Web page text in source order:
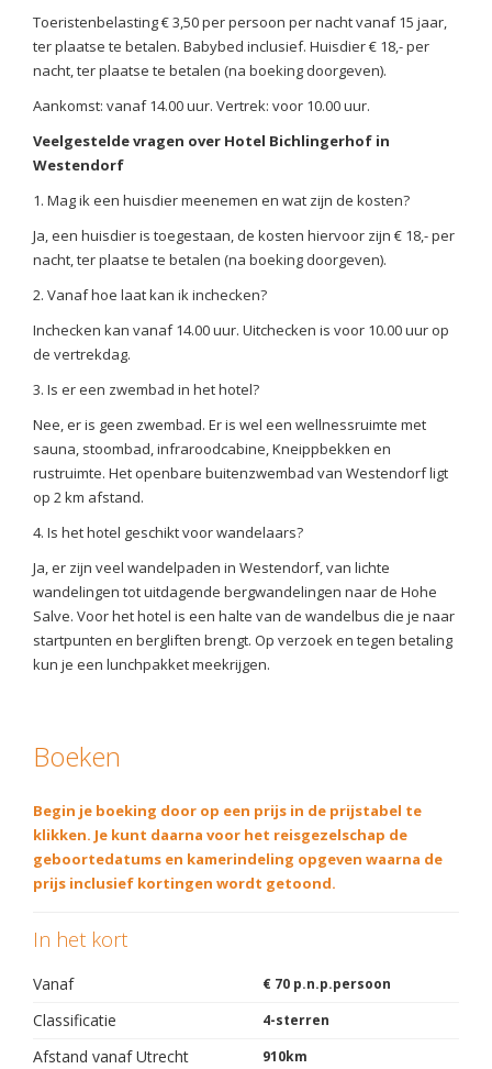
Toeristenbelasting € 3,50 per persoon per nacht vanaf 15 jaar,
ter plaatse te betalen. Babybed inclusief. Huisdier € 18,- per
nacht, ter plaatse te betalen (na boeking doorgeven).
Aankomst: vanaf 14.00 uur. Vertrek: voor 10.00 uur.
Veelgestelde vragen over Hotel Bichlingerhof in
Westendorf
1. Mag ik een huisdier meenemen en wat zijn de kosten?
Ja, een huisdier is toegestaan, de kosten hiervoor zijn € 18,- per
nacht, ter plaatse te betalen (na boeking doorgeven).
2. Vanaf hoe laat kan ik inchecken?
Inchecken kan vanaf 14.00 uur. Uitchecken is voor 10.00 uur op
de vertrekdag.
3. Is er een zwembad in het hotel?
Nee, er is geen zwembad. Er is wel een wellnessruimte met
sauna, stoombad, infraroodcabine, Kneippbekken en
rustruimte. Het openbare buitenzwembad van Westendorf ligt
op 2 km afstand.
4. Is het hotel geschikt voor wandelaars?
Ja, er zijn veel wandelpaden in Westendorf, van lichte
wandelingen tot uitdagende bergwandelingen naar de Hohe
Salve. Voor het hotel is een halte van de wandelbus die je naar
startpunten en bergliften brengt. Op verzoek en tegen betaling
kun je een lunchpakket meekrijgen.
Boeken
Begin je boeking door op een prijs in de prijstabel te
klikken. Je kunt daarna voor het reisgezelschap de
geboortedatums en kamerindeling opgeven waarna de
prijs inclusief kortingen wordt getoond.
In het kort
Vanaf € 70 p.n.p.persoon
Classificatie 4-sterren
Afstand vanaf Utrecht 910km